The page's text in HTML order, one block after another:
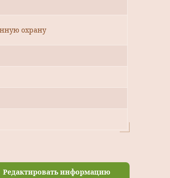
охрану
Редактировать информацию